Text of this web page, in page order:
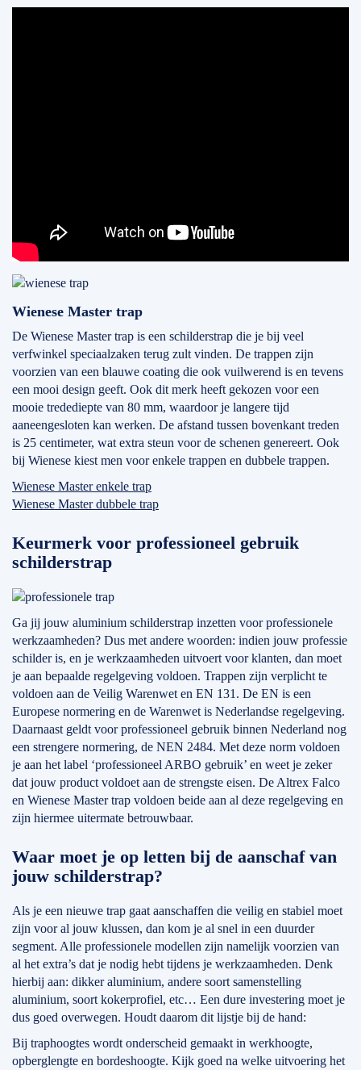
Wienese Master trap
De Wienese Master trap is een schilderstrap die je bij veel
verfwinkel speciaalzaken terug zult vinden. De trappen zijn
voorzien van een blauwe coating die ook vuilwerend is en tevens
een mooi design geeft. Ook dit merk heeft gekozen voor een
mooie tredediepte van 80 mm, waardoor je langere tijd
aaneengesloten kan werken. De afstand tussen bovenkant treden
is 25 centimeter, wat extra steun voor de schenen genereert. Ook
bij Wienese kiest men voor enkele trappen en dubbele trappen.
Wienese Master enkele trap
Wienese Master dubbele trap
Keurmerk voor professioneel gebruik
schilderstrap
Ga jij jouw aluminium schilderstrap inzetten voor professionele
werkzaamheden? Dus met andere woorden: indien jouw professie
schilder is, en je werkzaamheden uitvoert voor klanten, dan moet
je aan bepaalde regelgeving voldoen. Trappen zijn verplicht te
voldoen aan de Veilig Warenwet en EN 131. De EN is een
Europese normering en de Warenwet is Nederlandse regelgeving.
Daarnaast geldt voor professioneel gebruik binnen Nederland nog
een strengere normering, de NEN 2484. Met deze norm voldoen
je aan het label ‘professioneel ARBO gebruik’ en weet je zeker
dat jouw product voldoet aan de strengste eisen. De Altrex Falco
en Wienese Master trap voldoen beide aan al deze regelgeving en
zijn hiermee uitermate betrouwbaar.
Waar moet je op letten bij de aanschaf van
jouw schilderstrap?
Als je een nieuwe trap gaat aanschaffen die veilig en stabiel moet
zijn voor al jouw klussen, dan kom je al snel in een duurder
segment. Alle professionele modellen zijn namelijk voorzien van
al het extra’s dat je nodig hebt tijdens je werkzaamheden. Denk
hierbij aan: dikker aluminium, andere soort samenstelling
aluminium, soort kokerprofiel, etc… Een dure investering moet je
dus goed overwegen. Houdt daarom dit lijstje bij de hand:
Bij traphoogtes wordt onderscheid gemaakt in werkhoogte,
opberglengte en bordeshoogte. Kijk goed na welke uitvoering het